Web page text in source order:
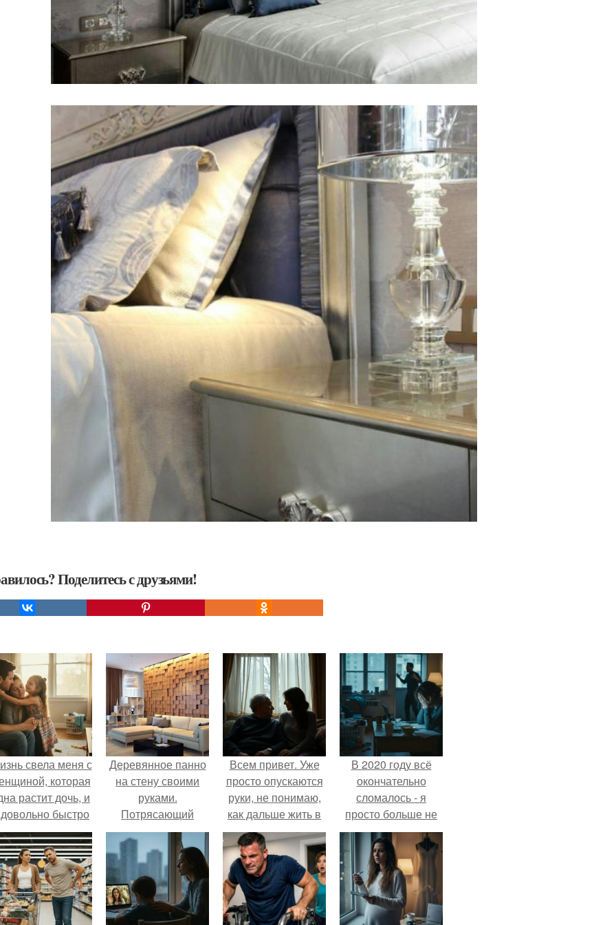
Поделитесь с друзьями!
свела меня с
которая
растит дочь, и
быстро
к ним
обеим.
Деревянное панно
на стену своими
руками.
Потрясающий
декор стены за
небольшие деньги
– эффектное 3D
панно из
деревянных
брусков
Всем привет. Уже
просто опускаются
руки, не понимаю,
как дальше жить в
этой ситуации.
В 2020 году всё
окончательно
сломалось - я
просто больше не
тянула всё одна.